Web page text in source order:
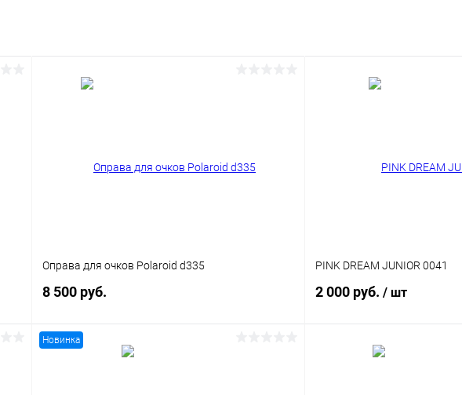
Оправа для очков Polaroid d335
8 500 руб.
PINK DREAM JUNIOR 0041
2 000 руб. / шт
Новинка